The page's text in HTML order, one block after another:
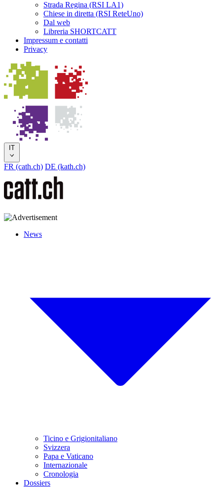
Strada Regina (RSI LA1)
Chiese in diretta (RSI ReteUno)
Dal web
Libreria SHORTCATT
Impressum e contatti
Privacy
IT
FR (cath.ch) DE (kath.ch)
News
Ticino e Grigionitaliano
Svizzera
Papa e Vaticano
Internazionale
Cronologia
Dossiers